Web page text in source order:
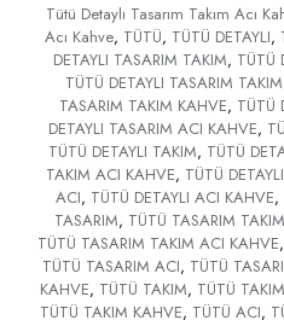
Tütü Detaylı Tasarım Takım Acı
Acı Kahve, TÜTÜ, TÜTÜ DETAYLI,
DETAYLI TASARIM TAKIM, TÜTÜ
TÜTÜ DETAYLI TASARIM
TASARIM TAKIM KAHVE, TÜTÜ
DETAYLI TASARIM ACI KAHVE,
TÜTÜ DETAYLI TAKIM, TÜTÜ
TAKIM ACI KAHVE, TÜTÜ
ACI, TÜTÜ DETAYLI ACI KAHVE,
TASARIM, TÜTÜ TASARIM TAKIM
TÜTÜ TASARIM TAKIM ACI KAHVE,
TÜTÜ TASARIM ACI, TÜTÜ
KAHVE, TÜTÜ TAKIM, TÜTÜ
TÜTÜ TAKIM KAHVE, TÜTÜ ACI,